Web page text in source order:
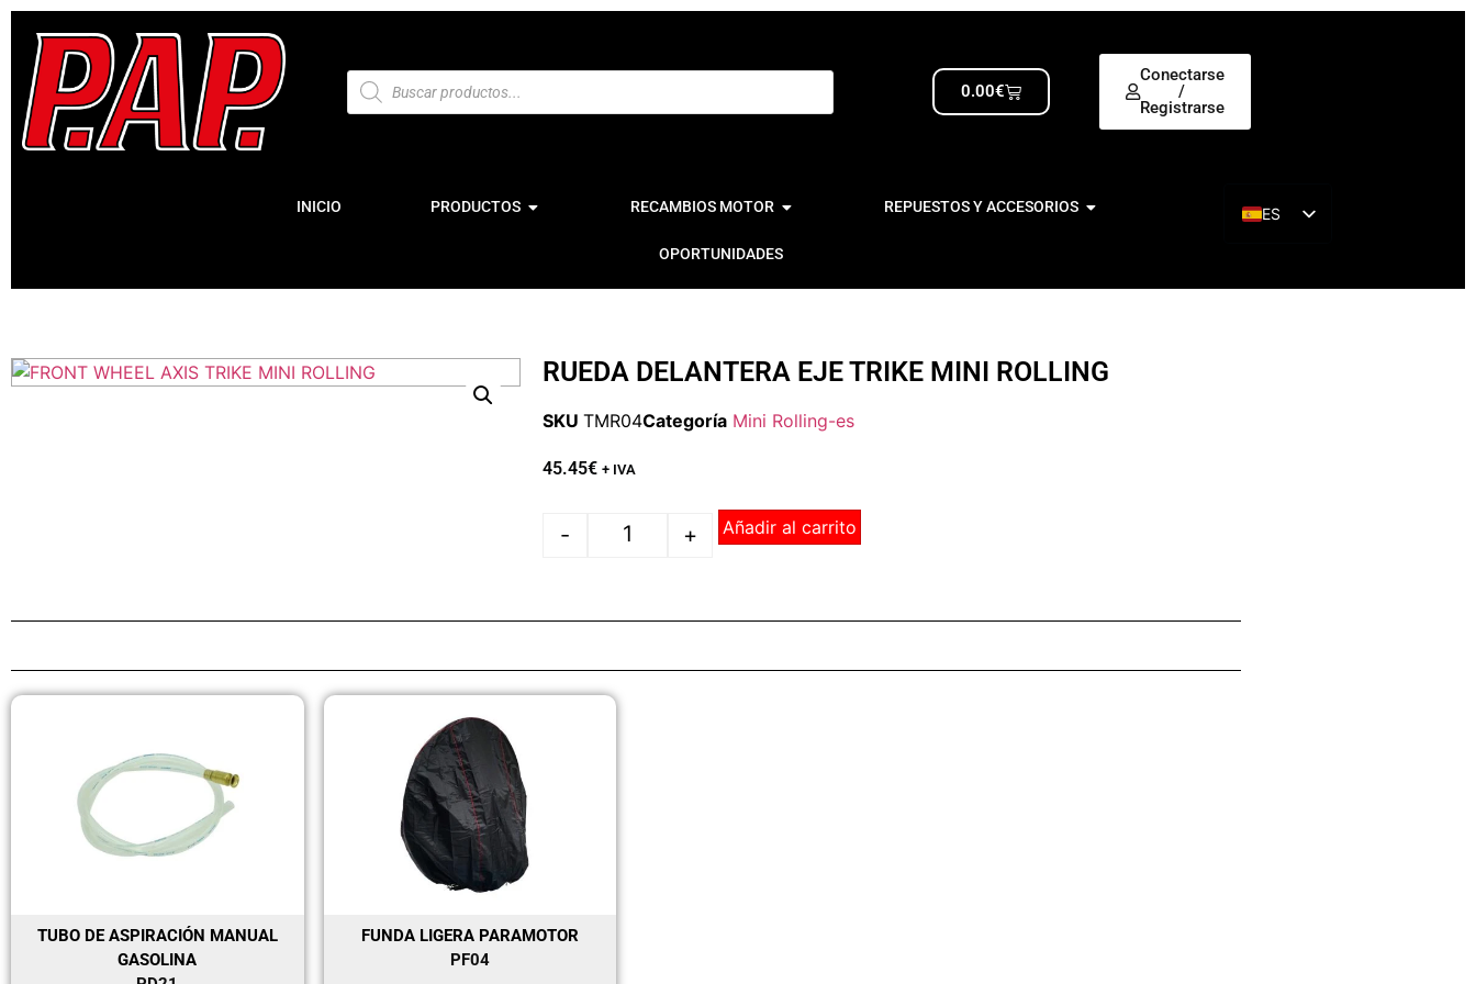
0.00€
Conectarse
/
Registrarse
INICIO PRODUCTOS RECAMBIOS MOTOR REPUESTOS Y ACCESORIOS
OPORTUNIDADES
ES
RUEDA DELANTERA EJE TRIKE MINI ROLLING
SKU TMR04Categoría Mini Rolling-es
45.45€ + IVA
- + Añadir al carrito
TUBO DE ASPIRACIÓN MANUAL
GASOLINA
FUNDA LIGERA PARAMOTOR
PF04